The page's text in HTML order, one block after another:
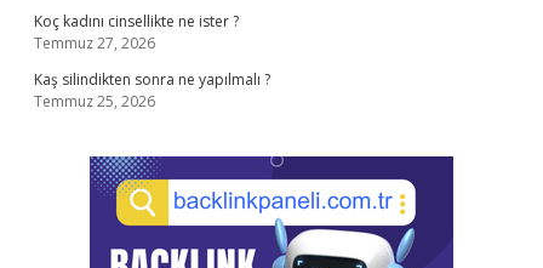
Koç kadını cinsellikte ne ister ?
Temmuz 27, 2026
Kaş silindikten sonra ne yapılmalı ?
Temmuz 25, 2026